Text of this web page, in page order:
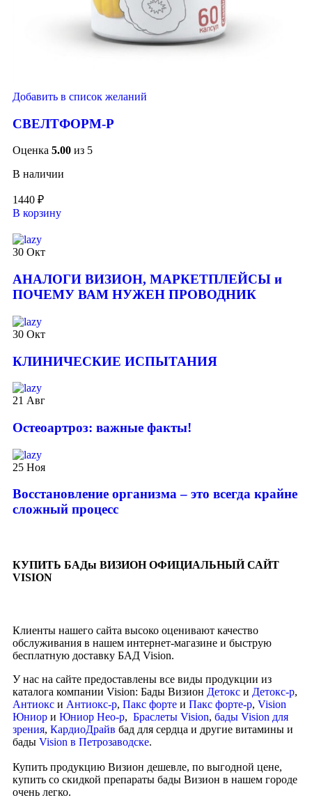
Добавить в список желаний
СВЕЛТФОРМ-Р
Оценка 5.00 из 5
В наличии
1440 ₽
В корзину
30 Окт
АНАЛОГИ ВИЗИОН, МАРКЕТПЛЕЙСЫ и
ПОЧЕМУ ВАМ НУЖЕН ПРОВОДНИК
30 Окт
КЛИНИЧЕСКИЕ ИСПЫТАНИЯ
21 Авг
️Остеоартроз: важные факты!
25 Ноя
Восстановление организма – это всегда крайне
сложный процесс
КУПИТЬ БАДы ВИЗИОН ОФИЦИАЛЬНЫЙ САЙТ
VISION
Клиенты нашего сайта высоко оценивают качество
обслуживания в нашем интернет-магазине и быструю
бесплатную доставку БАД Vision.
У нас на сайте предоставлены все виды продукции из
каталога компании Vision: Бады Визион Детокс и Детокс-р,
Антиокс и Антиокс-р, Пакс форте и Пакс форте-р, Vision
Юниор и Юниор Нео-р, Браслеты Vision, бады Vision для
зрения, КардиоДрайв бад для сердца и другие витамины и
бады Vision в Петрозаводске.
Купить продукцию Визион дешевле, по выгодной цене,
купить со скидкой препараты бады Визион в нашем городе
очень легко.